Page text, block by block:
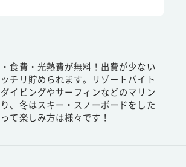
食費・光熱費が無料！出費が少ない
チリ貯められます。リゾートバイト
イビングやサーフィンなどのマリン
、冬はスキー・スノーボードをした
て楽しみ方は様々です！